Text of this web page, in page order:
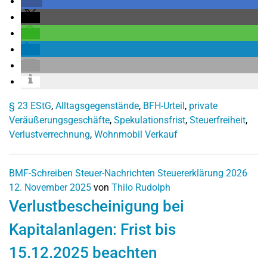
§ 23 EStG, Alltagsgegenstände, BFH-Urteil, private
Veräußerungsgeschäfte, Spekulationsfrist, Steuerfreiheit,
Verlustverrechnung, Wohnmobil Verkauf
BMF-Schreiben Steuer-Nachrichten Steuererklärung 2026
12. November 2025 von Thilo Rudolph
Verlustbescheinigung bei
Kapitalanlagen: Frist bis
15.12.2025 beachten